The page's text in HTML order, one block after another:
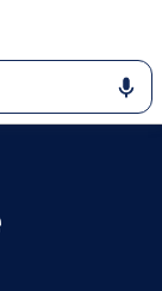
de